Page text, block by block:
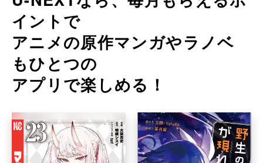
イントで
アニメの原作マンガやラノベ
もひとつの
アプリで楽しめる！